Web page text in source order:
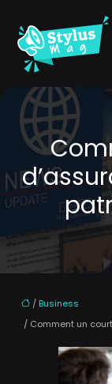
/ Business
/ Comment un